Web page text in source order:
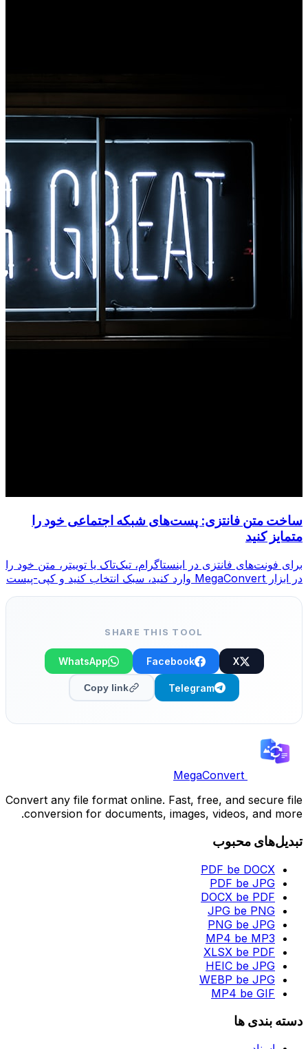
ساخت متن فانتزی: پست‌های شبکه اجتماعی خود را
متمایز کنید
برای فونت‌های فانتزی در اینستاگرام، تیک‌تاک یا توییتر، متن خود را
در ابزار MegaConvert وارد کنید، سبک انتخاب کنید و کپی-پیست
SHARE THIS TOOL
X
Facebook
WhatsApp
Telegram
Copy link
MegaConvert
Convert any file format online. Fast, free, and secure file
conversion for documents, images, videos, and more.
تبدیل‌های محبوب
PDF be DOCX
PDF be JPG
DOCX be PDF
JPG be PNG
PNG be JPG
MP4 be MP3
XLSX be PDF
HEIC be JPG
WEBP be JPG
MP4 be GIF
دسته بندی ها